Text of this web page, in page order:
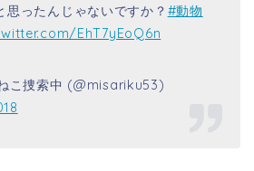
思ったんじゃないですか？ #動物
EhT7yEoQ6n
こ捜索中 (@misariku53)